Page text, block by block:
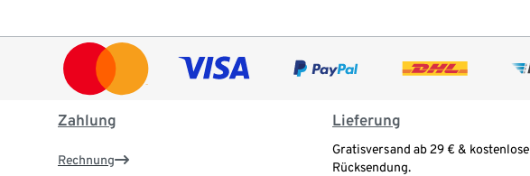
Zahlung
Rechnung
Lieferung
Gratisversand ab 29 € & kostenlose
Rücksendung.